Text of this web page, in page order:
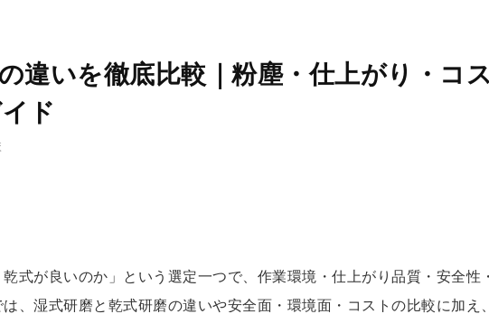
違いを徹底比較｜粉塵・仕上がり・コ
ド
式が良いのか」という選定一つで、作業環境・仕上がり品質・安全性
、湿式研磨と乾式研磨の違いや安全面・環境面・コストの比較に加え